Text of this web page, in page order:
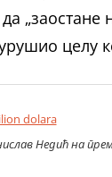
„заостане
целу
Недић на